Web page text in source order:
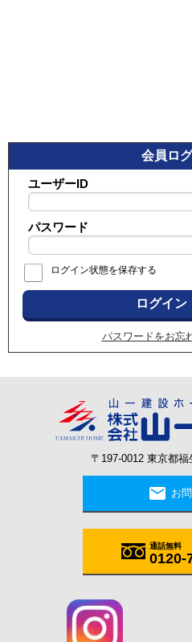
会員ロ
ユーザーID
パスワード
ログイン状態を保存する
パスワードをお忘
〒197-0012 東京都福
mail お
通話無料
0120-